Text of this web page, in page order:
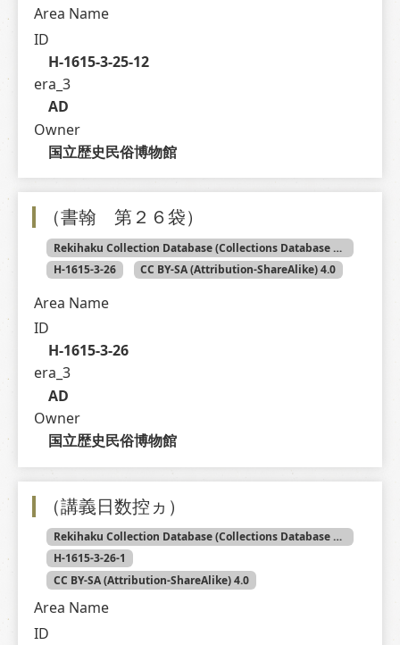
Area Name
ID
H-1615-3-25-12
era_3
AD
Owner
国立歴史民俗博物館
（書翰 第２６袋）
Rekihaku Collection Database (Collections Database of the National Museum of Japanese History)
H-1615-3-26
CC BY-SA (Attribution-ShareAlike) 4.0
Area Name
ID
H-1615-3-26
era_3
AD
Owner
国立歴史民俗博物館
（講義日数控ヵ）
Rekihaku Collection Database (Collections Database of the National Museum of Japanese History)
H-1615-3-26-1
CC BY-SA (Attribution-ShareAlike) 4.0
Area Name
ID